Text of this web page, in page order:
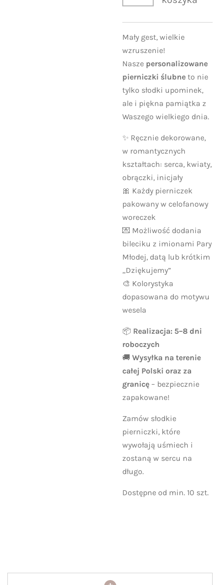
Mały gest, wielkie
wzruszenie!
Nasze personalizowane
pierniczki ślubne to nie
tylko słodki upominek,
ale i piękna pamiątka z
Waszego wielkiego dnia.
✨ Ręcznie dekorowane,
w romantycznych
kształtach: serca, kwiaty,
obrączki, inicjały
🎀 Każdy pierniczek
pakowany w celofanowy
woreczek
💌 Możliwość dodania
bileciku z imionami Pary
Młodej, datą lub krótkim
„Dziękujemy”
🎨 Kolorystyka
dopasowana do motywu
wesela
📦 Realizacja: 5–8 dni
roboczych
🚚 Wysyłka na terenie
całej Polski oraz za
granicę – bezpiecznie
zapakowane!
Zamów słodkie
pierniczki, które
wywołają uśmiech i
zostaną w sercu na
długo.
Dostępne od min. 10 szt.